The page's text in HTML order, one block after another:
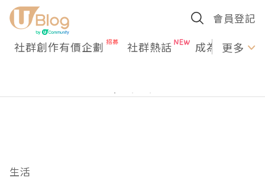
會員登記
社群創作有價企劃 社群熱話 成為U更多
生活